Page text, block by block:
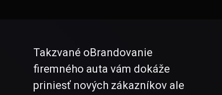
Takzvané oBrandovanie
firemného auta vám dokáže
priniesť nových zákazníkov ale